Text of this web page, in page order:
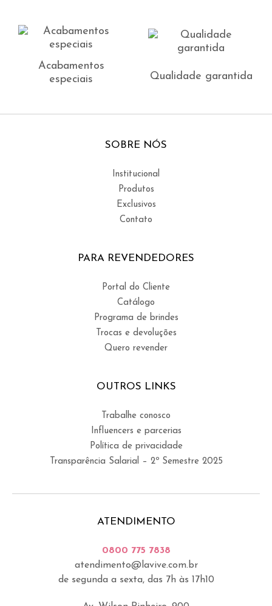
Acabamentos
especiais
Qualidade garantida
SOBRE NÓS
Institucional
Produtos
Exclusivos
Contato
PARA REVENDEDORES
Portal do Cliente
Catálogo
Programa de brindes
Trocas e devoluções
Quero revender
OUTROS LINKS
Trabalhe conosco
Influencers e parcerias
Política de privacidade
Transparência Salarial – 2º Semestre 2025
ATENDIMENTO
0800 775 7838
atendimento@lavive.com.br
de segunda a sexta, das 7h às 17h10